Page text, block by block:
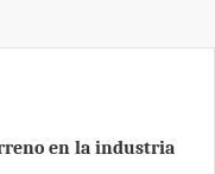
en la industria